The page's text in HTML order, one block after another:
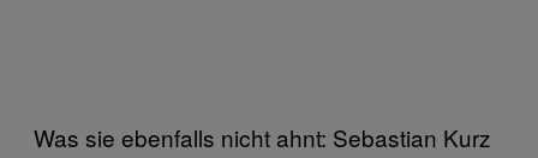
Was sie ebenfalls nicht ahnt: Sebastian Kurz